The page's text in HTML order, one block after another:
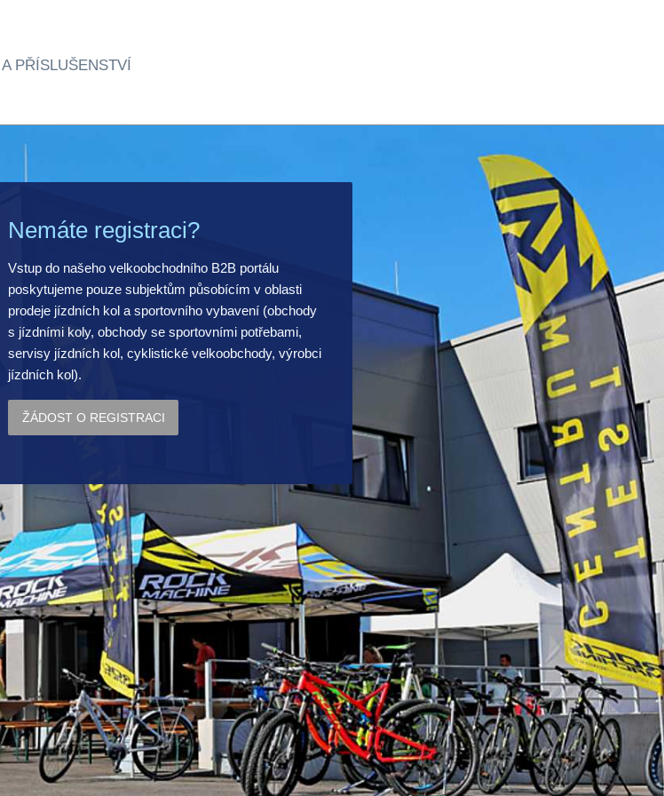
PŘÍSLUŠENSTVÍ
Nemáte registraci?
Vstup do našeho velkoobchodního B2B portálu
poskytujeme pouze subjektům působícím v oblasti
prodeje jízdních kol a sportovního vybavení (obchody
s jízdními koly, obchody se sportovními potřebami,
servisy jízdních kol, cyklistické velkoobchody, výrobci
jízdních kol).
ŽÁDOST O REGISTRACI